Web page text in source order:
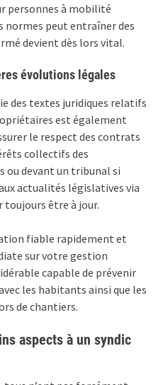
personnes à mobilité
normes peut entraîner des
devient dès lors vital.
évolutions légales
des textes juridiques relatifs
est également
le respect des contrats
collectifs des
ou devant un tribunal si
actualités législatives via
toujours être à jour.
fiable rapidement et
sur votre gestion
capable de prévenir
les habitants ainsi que les
de chantiers.
aspects à un syndic